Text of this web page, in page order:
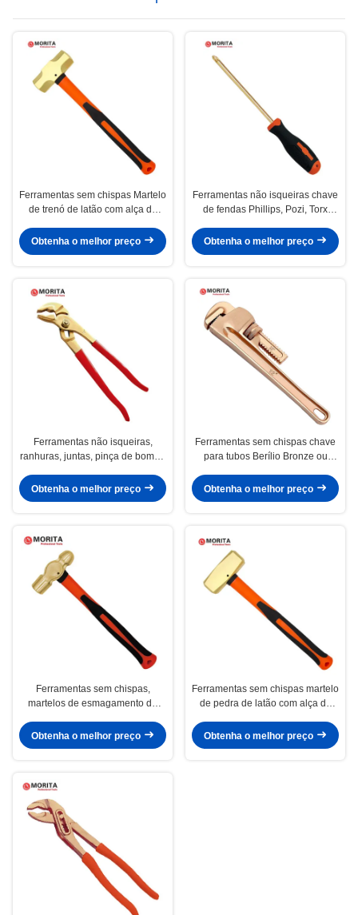
Ferramentas sem chispas Martelo
de trenó de latão com alça de
forjado, resistente à corrosão,
Obtenha o melhor preço
Ferramentas não isqueiras chave
de fendas Phillips, Pozi, Torx
Bronze dureza até HRC30
Obtenha o melhor preço
Ferramentas não isqueiras,
ranhuras, juntas, pinça de bomba
gás etileno 7,8% gás hidrogénio
21%
Obtenha o melhor preço
Ferramentas sem chispas chave
para tubos Berílio Bronze ou
18", 24", 36", 48"
Obtenha o melhor preço
Ferramentas sem chispas,
martelos de esmagamento de
fibra de vidro, não magnéticos,
forjados a pressão, resistentes à
Obtenha o melhor preço
Ferramentas sem chispas martelo
de pedra de latão com alça de
forjado, resistente à corrosão,
Obtenha o melhor preço